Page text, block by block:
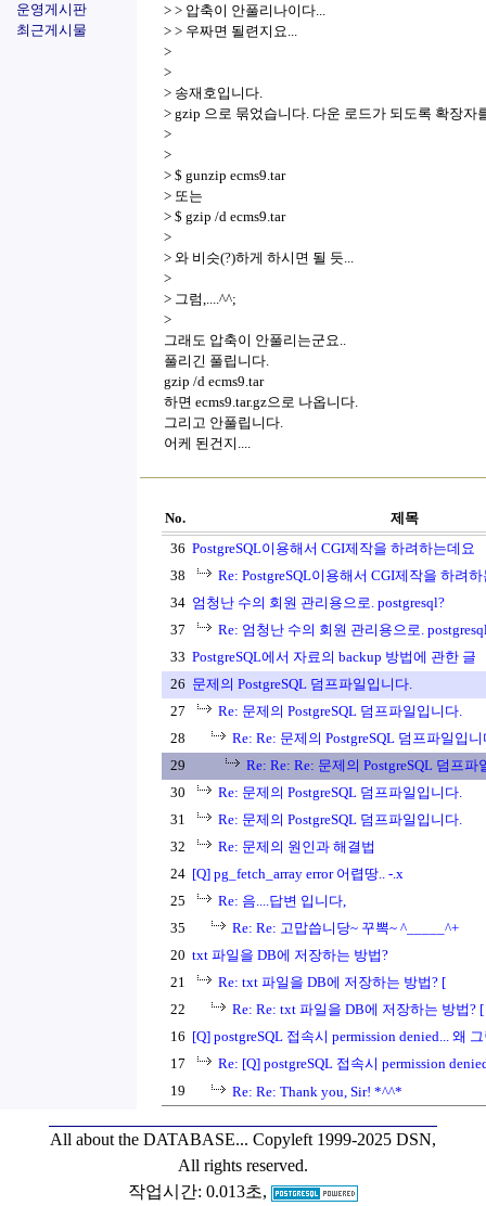
운영게시판
최근게시물
> > 압축이 안풀리나이다...
> > 우짜면 될련지요...
>
>
> 송재호입니다.
> gzip 으로 묶었습니다. 다운 로드가 되도록 확장자
>
>
> $ gunzip ecms9.tar
> 또는
> $ gzip /d ecms9.tar
>
> 와 비슷(?)하게 하시면 될 듯...
>
> 그럼,....^^;
>
그래도 압축이 안풀리는군요..
풀리긴 풀립니다.
gzip /d ecms9.tar
하면 ecms9.tar.gz으로 나옵니다.
그리고 안풀립니다.
어케 된건지....
No.
제목
36 PostgreSQL이용해서 CGI제작을 하려하는데요
38
Re: PostgreSQL이용해서 CGI제작을 하려
34 엄청난 수의 회원 관리용으로. postgresql?
37
Re: 엄청난 수의 회원 관리용으로.
33 PostgreSQL에서 자료의 backup 방법에 관한 글
26 문제의 PostgreSQL 덤프파일입니다.
27
Re: 문제의 PostgreSQL 덤프파일입니다.
28
Re: Re: 문제의 PostgreSQL 덤프파일입니
29
Re: Re: Re: 문제의 PostgreSQL 덤프파
30
Re: 문제의 PostgreSQL 덤프파일입니다.
31
Re: 문제의 PostgreSQL 덤프파일입니다.
32
Re: 문제의 원인과 해결법
24 [Q] pg_fetch_array error 어렵땅.. -.x
25
Re: 음....답변 입니다,
35
Re: Re: 고맙씁니당~ 꾸뽁~ ^_____^+
20 txt 파일을 DB에 저장하는 방법?
21
Re: txt 파일을 DB에 저장하는 방법? [
22
Re: Re: txt 파일을 DB에 저장하는 방법? [
16 [Q] postgreSQL 접속시 permission denied... 왜
17
Re: [Q] postgreSQL 접속시 permission
19
Re: Re: Thank you, Sir! *^^*
All about the DATABASE... Copyleft 1999-2025 DSN,
All rights reserved.
작업시간: 0.013초,